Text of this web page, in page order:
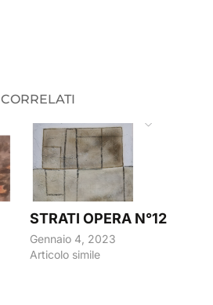
CORRELATI
STRATI OPERA N°12
Gennaio 4, 2023
Articolo simile